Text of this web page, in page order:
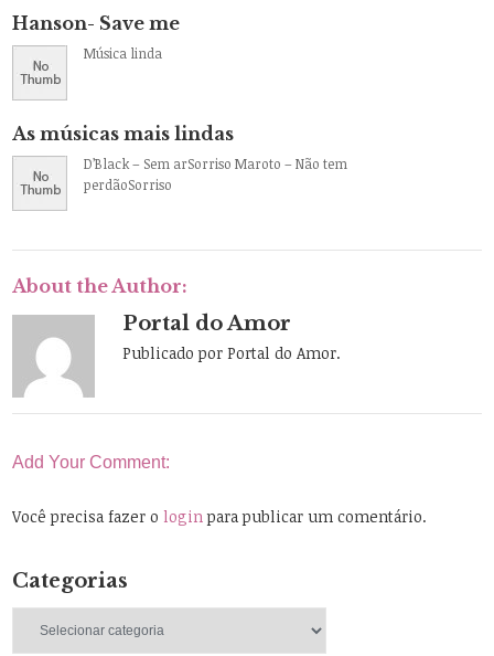
Hanson- Save me
Música linda
As músicas mais lindas
D’Black – Sem arSorriso Maroto – Não tem
perdãoSorriso
About the Author:
Portal do Amor
Publicado por Portal do Amor.
Add Your Comment:
Você precisa fazer ologin para publicar um comentário.
Categorias